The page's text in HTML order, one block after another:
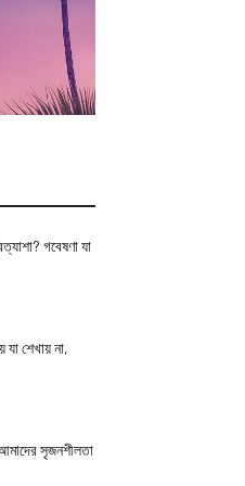
গবেষণা যা
যা শেখায় না,
সৃজনশীলতা